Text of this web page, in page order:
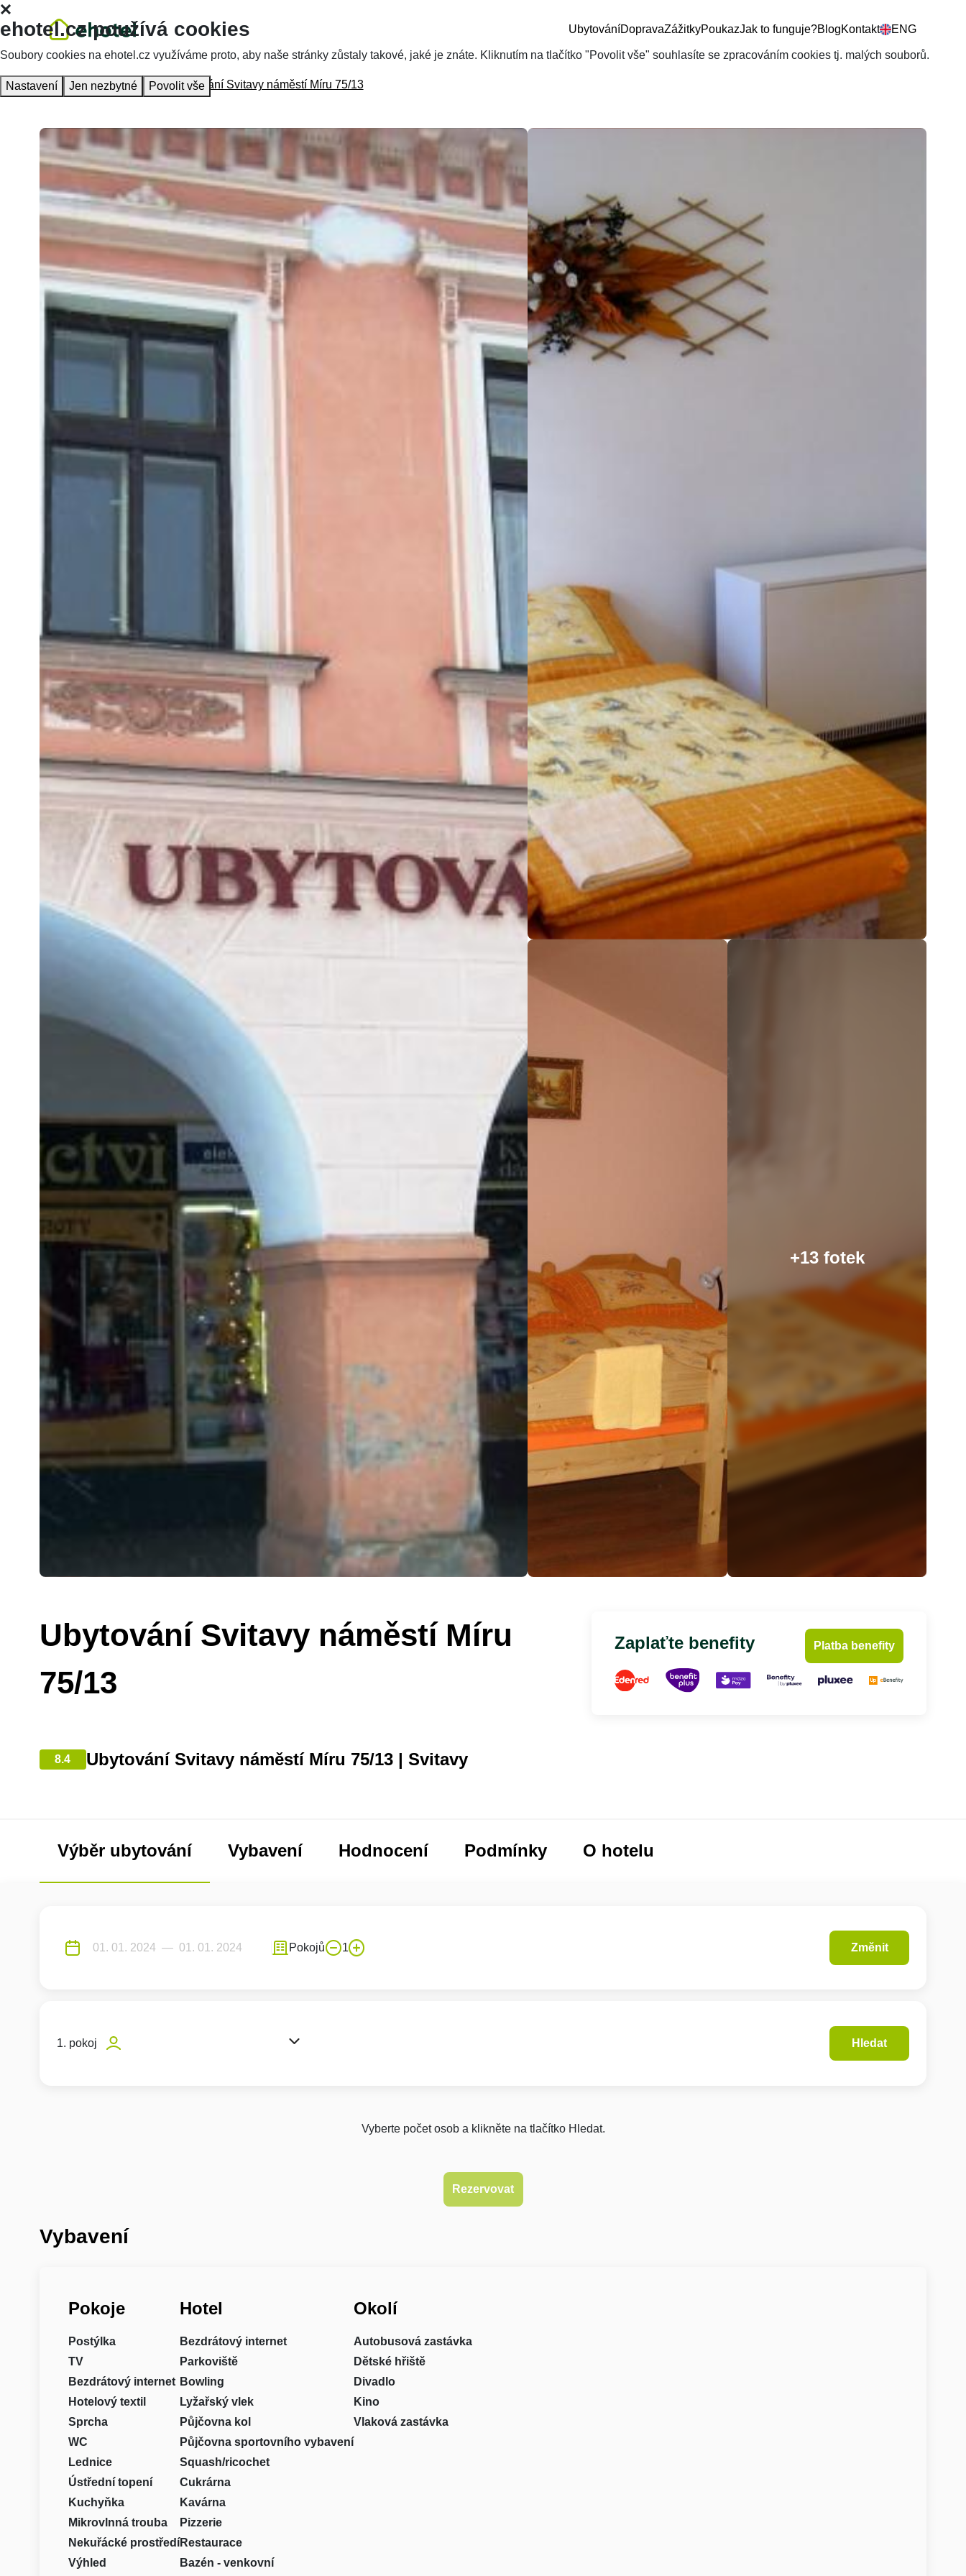
UbytováníDopravaZážitkyPoukazJak to funguje?BlogKontakt ENG
Hlavní stránka Ubytování Ubytování Svitavy náměstí Míru 75/13
+13 fotek
Ubytování Svitavy náměstí Míru
75/13
8.4 Ubytování Svitavy náměstí Míru 75/13 | Svitavy
Zaplaťte benefity Platba benefity
Výběr ubytování Vybavení Hodnocení Podmínky O hotelu
Pokojů 1 Změnit
1. pokoj Hledat
Vyberte počet osob a klikněte na tlačítko Hledat.
Vybavení
Pokoje
Postýlka
TV
Bezdrátový internet
Hotelový textil
Sprcha
WC
Lednice
Ústřední topení
Kuchyňka
Mikrovlnná trouba
Nekuřácké prostředí
Výhled
Hotel
Bezdrátový internet
Parkoviště
Bowling
Lyžařský vlek
Půjčovna kol
Půjčovna sportovního vybavení
Squash/ricochet
Cukrárna
Kavárna
Pizzerie
Restaurace
Bazén - venkovní
Okolí
Autobusová zastávka
Dětské hřiště
Divadlo
Kino
Vlaková zastávka
ehotel.cz používá cookies
Soubory cookies na ehotel.cz využíváme proto, aby naše stránky zůstaly takové, jaké je znáte. Kliknutím na tlačítko "Povolit vše" souhlasíte se zpracováním cookies tj. malých souborů.
Nastavení Jen nezbytné Povolit vše